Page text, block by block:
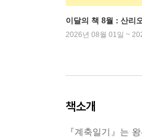
이달의 책 8월 : 산리
2026년 08월 01일 ~
책소개
『계축일기』는